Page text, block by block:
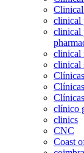
clinical
clinical
clinical
clinical
Clínicas
clínico
clinics
CNC
Coast